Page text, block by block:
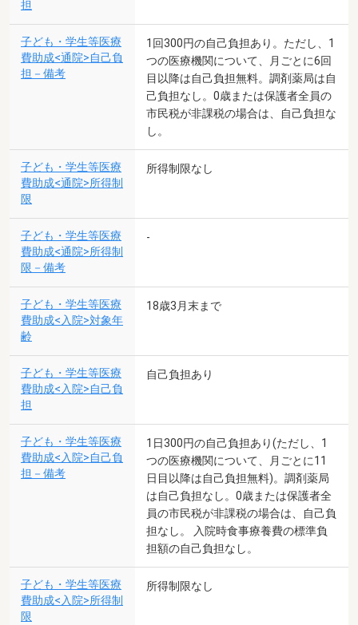
担
子ども・学生等医療
費助成<通院>自己負
担－備考
1回300円の自己負担あり。ただし、1
つの医療機関について、月ごとに6回
目以降は自己負担無料。調剤薬局は自
己負担なし。0歳または保護者全員の
市民税が非課税の場合は、自己負担な
し。
子ども・学生等医療
費助成<通院>所得制
限
所得制限なし
子ども・学生等医療
費助成<通院>所得制
限－備考
-
子ども・学生等医療
費助成<入院>対象年
齢
18歳3月末まで
子ども・学生等医療
費助成<入院>自己負
担
自己負担あり
子ども・学生等医療
費助成<入院>自己負
担－備考
1日300円の自己負担あり(ただし、1
つの医療機関について、月ごとに11
日目以降は自己負担無料)。調剤薬局
は自己負担なし。0歳または保護者全
員の市民税が非課税の場合は、自己負
担なし。 入院時食事療養費の標準負
担額の自己負担なし。
子ども・学生等医療
費助成<入院>所得制
限
所得制限なし